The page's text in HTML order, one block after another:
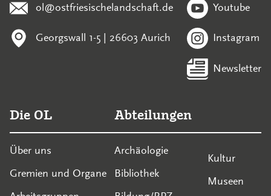
ol@ostfriesischelandschaft.de
Georgswall 1-5 | 26603 Aurich
Youtube
Instagram
Newsletter
Die OL
Über uns
Gremien und Organe
Abteilungen
Archäologie
Bibliothek
Kultur
Museen